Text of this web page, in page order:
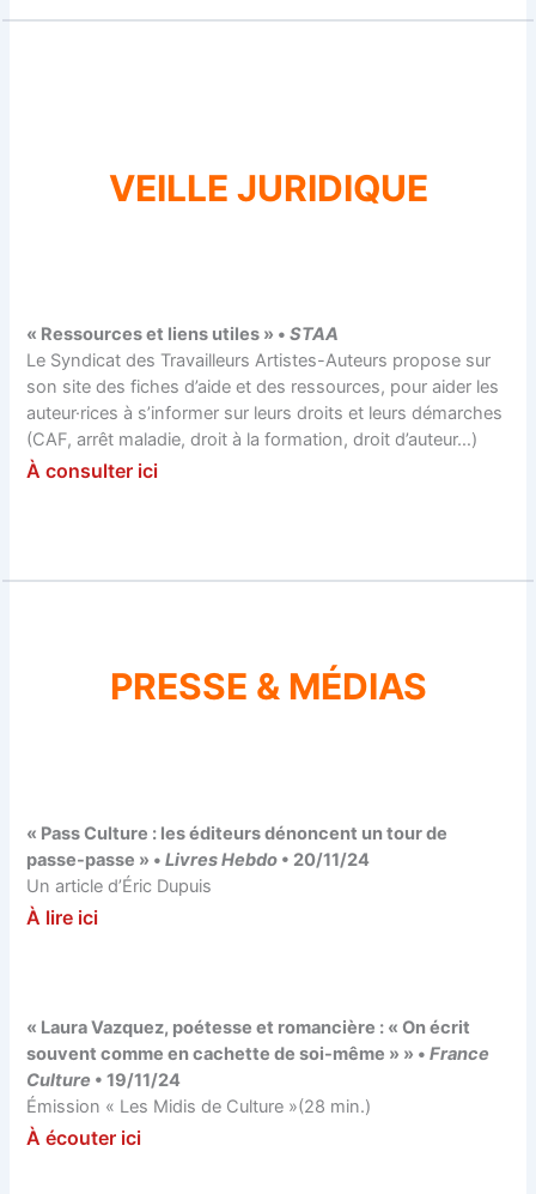
VEILLE JURIDIQUE
« Ressources et liens utiles » •STAA
Le Syndicat des Travailleurs Artistes-Auteurs propose sur
son site des fiches d’aide et des ressources, pour aider les
auteur·rices à s’informer sur leurs droits et leurs démarches
(CAF, arrêt maladie, droit à la formation, droit d’auteur…)
À consulter ici
PRESSE & MÉDIAS
« Pass Culture : les éditeurs dénoncent un tour de
passe-passe » •Livres Hebdo • 20/11/24
Un article d’Éric Dupuis
À lire ici
« Laura Vazquez, poétesse et romancière : « On écrit
souvent comme en cachette de soi-même » » •France
Culture • 19/11/24
Émission « Les Midis de Culture »(28 min.)
À écouter ici